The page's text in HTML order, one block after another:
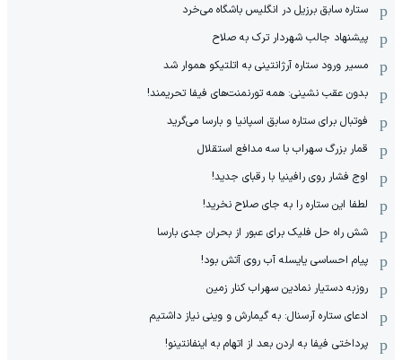
ستاره سابق برزیل در انگلیس باشگاه می‌خرد
پیشنهاد جالب شهردار ترک به صلاح
مسیر ورود ستاره آرژانتینی به اتلتیکو هموار شد
بدون عقب نشینی: همه تورنمنت‌های فیفا تحریمند!
فوتبال برای ستاره سابق اسپانیا و بارسا می‌گرید
قمار بزرگ سهراب با سه مدافع استقلال
اوج فشار روی رافینیا با رقبای جدید!
لطفا این ستاره را به جای صلاح نخرید!
شش راه حل فلیک برای عبور از بحران جدی بارسا
پیام احساسی یایسله آب روی آتش بود!
روزبه دستیار نمادین سهراب کنار زمین
ادعای ستاره آرسنال: به گیمارش و وینی نیاز داشتیم
پرداختی فیفا به اردن بعد از اتهام به اینفانتینو!